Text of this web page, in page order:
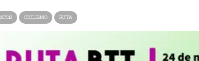
CICLISMO RUTA